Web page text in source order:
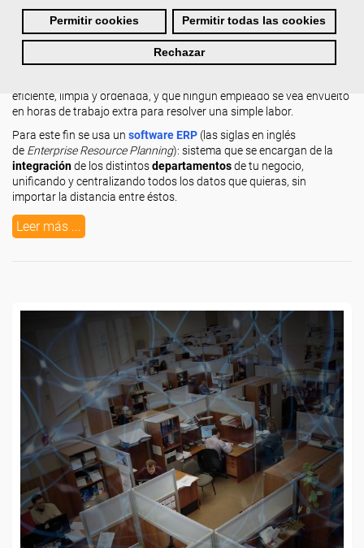
Permitir cookies Permitir todas las cookies
Rechazar
eficaz las tareas de tu empresa? Si eres de los que aún manejan
montones de papeles y archivadores, este post te puede interesar.
de una PYME es un pilar clave en la
productividad que genera la empresa. Cualquier compañía que se
eficiente, limpia y ordenada, y que ningún empleado se vea envuelto
en horas de trabajo extra para resolver una simple labor.
Para este fin se usa un software ERP (las siglas en inglés
de Enterprise Resource Planning): sistema que se encargan de la
integraciónde los distintosdepartamentosde tu negocio,
unificando y centralizando todos los datos que quieras, sin
importar la distancia entre éstos.
Leer más ...